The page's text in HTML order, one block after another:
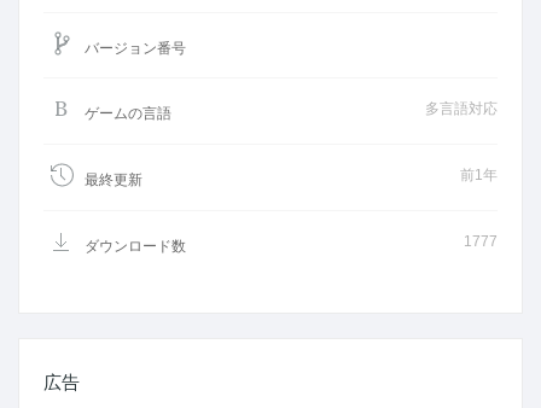
バージョン番号
ゲームの言語 多言語対応
最終更新 前1年
ダウンロード数 1777
広告